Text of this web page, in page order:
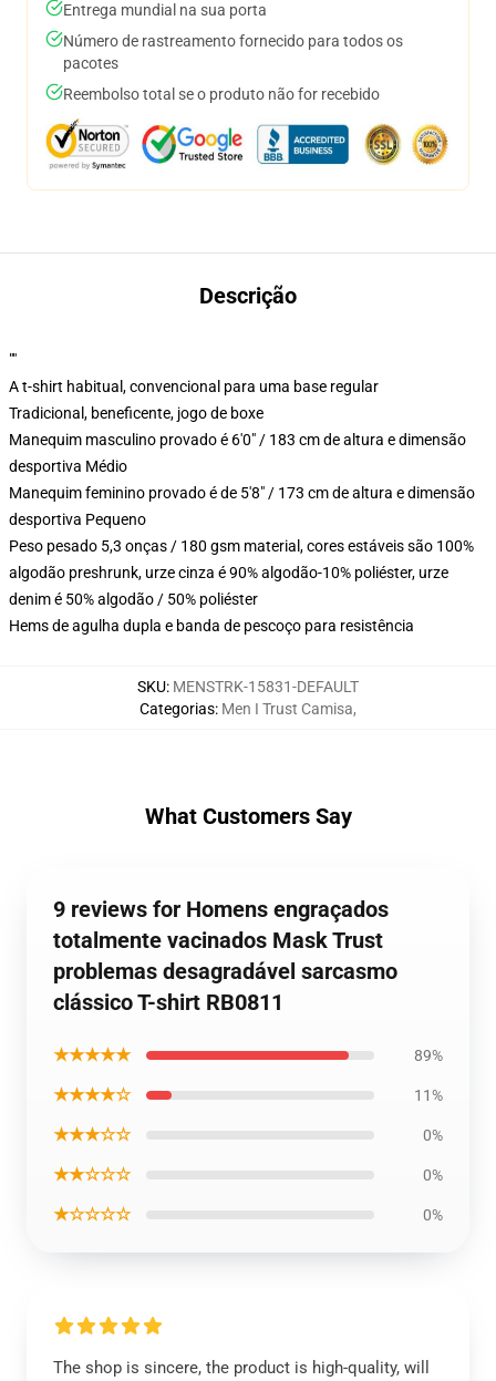
Entrega mundial na sua porta
Número de rastreamento fornecido para todos os
pacotes
Reembolso total se o produto não for recebido
Descrição
""
A t-shirt habitual, convencional para uma base regular
Tradicional, beneficente, jogo de boxe
Manequim masculino provado é 6'0" / 183 cm de altura e dimensão
desportiva Médio
Manequim feminino provado é de 5'8" / 173 cm de altura e dimensão
desportiva Pequeno
Peso pesado 5,3 onças / 180 gsm material, cores estáveis são 100%
algodão preshrunk, urze cinza é 90% algodão-10% poliéster, urze
denim é 50% algodão / 50% poliéster
Hems de agulha dupla e banda de pescoço para resistência
SKU: MENSTRK-15831-DEFAULT
Categorias: Men I Trust Camisa,
What Customers Say
9 reviews for Homens engraçados
totalmente vacinados Mask Trust
problemas desagradável sarcasmo
clássico T-shirt RB0811
★★★★★ 89%
★★★★☆ 11%
★★★☆☆ 0%
★★☆☆☆ 0%
★☆☆☆☆ 0%
The shop is sincere, the product is high-quality, will